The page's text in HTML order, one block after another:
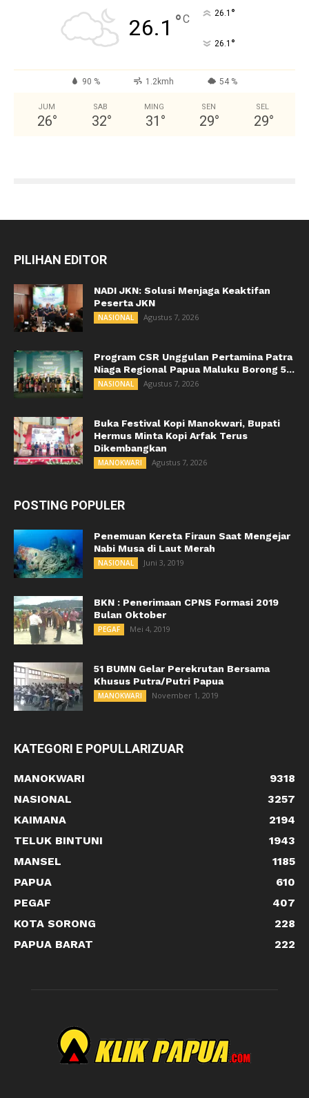
26.1 °C 26.1 °
26.1 °
90 % 1.2kmh 54 %
JUM
26°
SAB
32°
MING
31 °
SEN
29°
SEL
29°
PILIHAN EDITOR
NADI JKN: Solusi Menjaga Keaktifan
Peserta JKN
NASIONAL Agustus 7, 2026
Program CSR Unggulan Pertamina Patra
Niaga Regional Papua Maluku Borong 5...
NASIONAL Agustus 7, 2026
Buka Festival Kopi Manokwari, Bupati
Hermus Minta Kopi Arfak Terus
Dikembangkan
MANOKWARI Agustus 7, 2026
POSTING POPULER
Penemuan Kereta Firaun Saat Mengejar
Nabi Musa di Laut Merah
NASIONAL Juni 3, 2019
BKN : Penerimaan CPNS Formasi 2019
Bulan Oktober
PEGAF Mei 4, 2019
51 BUMN Gelar Perekrutan Bersama
Khusus Putra/Putri Papua
MANOKWARI November 1, 2019
KATEGORI E POPULLARIZUAR
MANOKWARI
9318
NASIONAL
3257
KAIMANA
2194
TELUK BINTUNI
1943
MANSEL
1185
PAPUA
610
PEGAF
407
KOTA SORONG
228
PAPUA BARAT
222